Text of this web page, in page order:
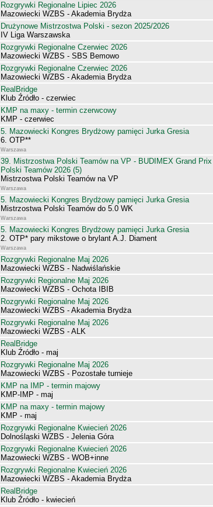
Rozgrywki Regionalne Lipiec 2026
Mazowiecki WZBS - Akademia Brydża
Drużynowe Mistrzostwa Polski - sezon 2025/2026
IV Liga Warszawska
Rozgrywki Regionalne Czerwiec 2026
Mazowiecki WZBS - SBS Bemowo
Rozgrywki Regionalne Czerwiec 2026
Mazowiecki WZBS - Akademia Brydża
RealBridge
Klub Źródło - czerwiec
KMP na maxy - termin czerwcowy
KMP - czerwiec
5. Mazowiecki Kongres Brydżowy pamięci Jurka Gresia
6. OTP**
Warszawa
39. Mistrzostwa Polski Teamów na VP - BUDIMEX Grand Prix
Polski Teamów 2026 (5)
Mistrzostwa Polski Teamów na VP
Warszawa
5. Mazowiecki Kongres Brydżowy pamięci Jurka Gresia
Mistrzostwa Polski Teamów do 5.0 WK
Warszawa
5. Mazowiecki Kongres Brydżowy pamięci Jurka Gresia
2. OTP* pary mikstowe o brylant A.J. Diament
Warszawa
Rozgrywki Regionalne Maj 2026
Mazowiecki WZBS - Nadwiślańskie
Rozgrywki Regionalne Maj 2026
Mazowiecki WZBS - Ochota IBIB
Rozgrywki Regionalne Maj 2026
Mazowiecki WZBS - Akademia Brydża
Rozgrywki Regionalne Maj 2026
Mazowiecki WZBS - ALK
RealBridge
Klub Źródło - maj
Rozgrywki Regionalne Maj 2026
Mazowiecki WZBS - Pozostałe turnieje
KMP na IMP - termin majowy
KMP-IMP - maj
KMP na maxy - termin majowy
KMP - maj
Rozgrywki Regionalne Kwiecień 2026
Dolnośląski WZBS - Jelenia Góra
Rozgrywki Regionalne Kwiecień 2026
Mazowiecki WZBS - WOB+inne
Rozgrywki Regionalne Kwiecień 2026
Mazowiecki WZBS - Akademia Brydża
RealBridge
Klub Źródło - kwiecień